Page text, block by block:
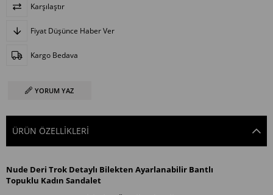
Karşılaştır
Fiyat Düşünce Haber Ver
Kargo Bedava
YORUM YAZ
ÜRÜN ÖZELLIKLERI
Nude Deri Trok Detaylı Bilekten Ayarlanabilir Bantlı
Topuklu Kadın Sandalet